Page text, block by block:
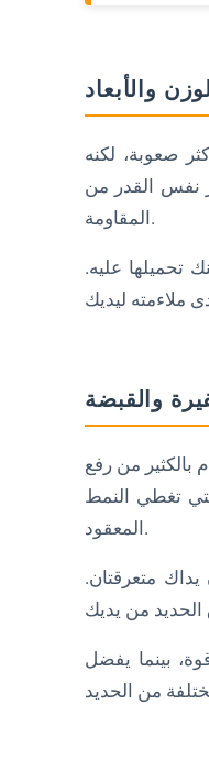
والأبعاد
صعوبة، لكنه
نفس القدر من
المقاومة.
تحميلها عليه.
والقبضة
من رفع
تغطي النمط
المعقود.
متعرقتان.
بينما يفضل